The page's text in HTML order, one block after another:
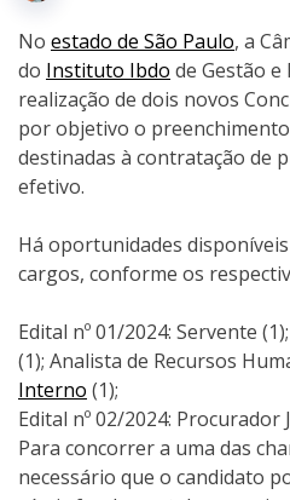
No estado de São Paulo, a
do Instituto Ibdo de Gestão
realização de dois novos
por objetivo o
destinadas à contratação de
efetivo.
Há oportunidades
cargos, conforme os
Edital nº 01/2024: Servente
(1); Analista de Recursos
Interno (1);
Edital nº 02/2024: Procurador
Para concorrer a uma das
necessário que o candidato